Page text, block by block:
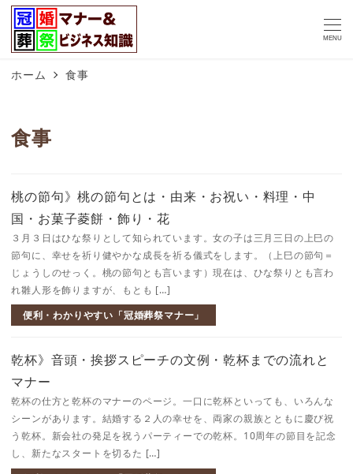
MENU
ホーム 食事
食事
桃の節句》桃の節句とは・由来・お祝い・料理・中
国・お菓子菱餅・飾り・花
３月３日はひな祭りとして知られています。女の子は三月三日の上巳の
節句に、幸せを祈り健やかな成長を祈る儀式をします。（上巳の節句＝
じょうしのせっく。桃の節句とも言います）現在は、ひな祭りとも言わ
れ雛人形を飾りますが、もとも […]
便利・わかりやすい「冠婚葬祭マナー」
乾杯》音頭・挨拶スピーチの文例・乾杯までの流れと
マナー
乾杯の仕方と乾杯のマナーのページ。一口に乾杯といっても、いろんな
シーンがあります。結婚する２人の幸せを、両家の親族とともに慶び祝
う乾杯。新会社の発足を祝うパーティーでの乾杯。10周年の節目を記念
し、新たなスタートを切るた […]